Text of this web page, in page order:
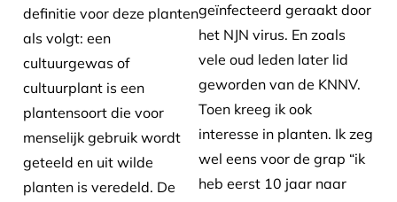
definitie voor deze planten
als volgt: een
cultuurgewas of
cultuurplant is een
plantensoort die voor
menselijk gebruik wordt
geteeld en uit wilde
planten is veredeld. De
geïnfecteerd geraakt door
het NJN virus. En zoals
vele oud leden later lid
geworden van de KNNV.
Toen kreeg ik ook
interesse in planten. Ik zeg
wel eens voor de grap “ik
heb eerst 10 jaar naar